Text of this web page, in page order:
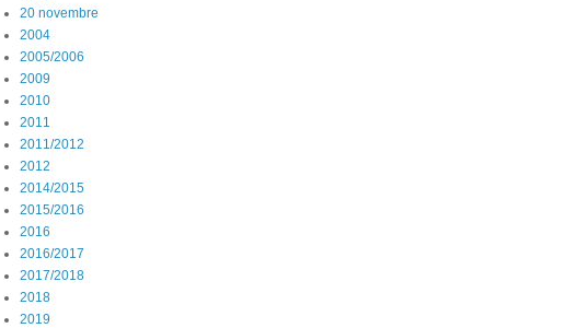
20 novembre
2004
2005/2006
2009
2010
2011
2011/2012
2012
2014/2015
2015/2016
2016
2016/2017
2017/2018
2018
2019